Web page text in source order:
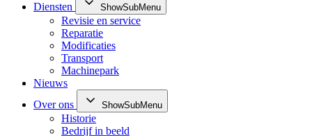
Diensten
ShowSubMenu
Revisie en service
Reparatie
Modificaties
Transport
Machinepark
Nieuws
Over ons
ShowSubMenu
Historie
Bedrijf in beeld